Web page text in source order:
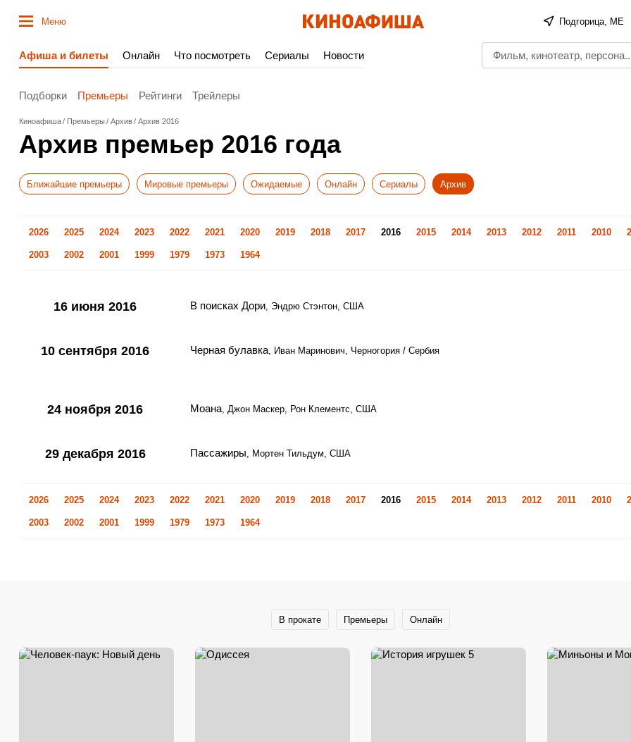
Меню Подгорица, ME
Афиша и билеты Онлайн Что посмотреть Сериалы Новости
Подборки Премьеры Рейтинги Трейлеры
Киноафиша Премьеры Архив Архив 2016
Архив премьер 2016 года
Ближайшие премьеры Мировые премьеры Ожидаемые Онлайн Сериалы Архив
2026 2025 2024 2023 2022 2021 2020 2019 2018 2017 2016 2015 2014 2013 2012 2011 2010
2003 2002 2001 1999 1979 1973 1964
16 июня 2016 В поисках Дори, Эндрю Стэнтон, США
10 сентября 2016 Черная булавка, Иван Маринович, Черногория / Сербия
24 ноября 2016 Моана, Джон Маскер, Рон Клементс, США
29 декабря 2016 Пассажиры, Мортен Тильдум, США
2026 2025 2024 2023 2022 2021 2020 2019 2018 2017 2016 2015 2014 2013 2012 2011 2010
2003 2002 2001 1999 1979 1973 1964
В прокате Премьеры Онлайн